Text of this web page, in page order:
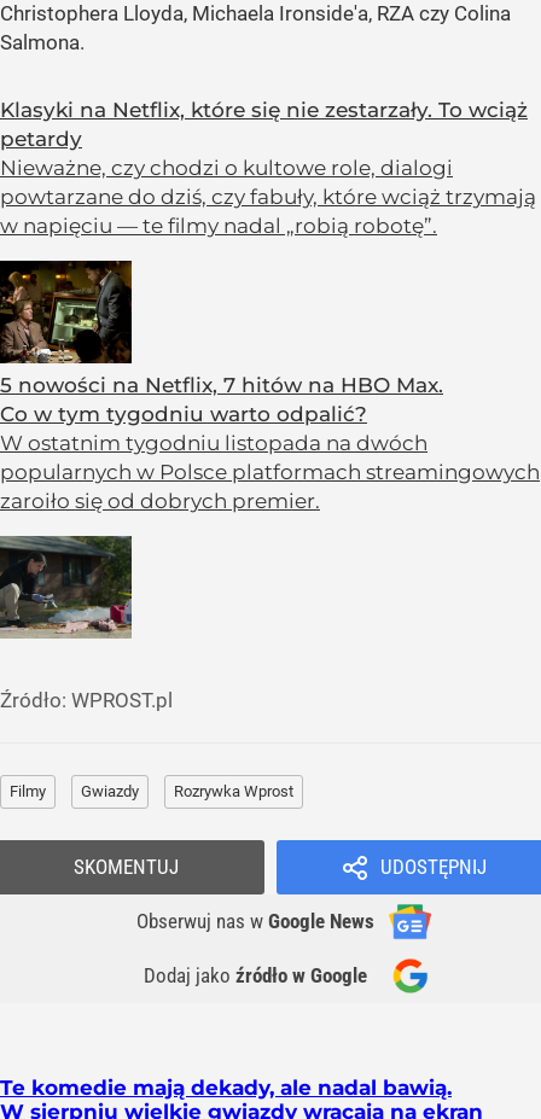
Christophera Lloyda, Michaela Ironside'a, RZA czy Colina
Salmona.
Klasyki na Netflix, które się nie zestarzały. To wciąż
petardy
Nieważne, czy chodzi o kultowe role, dialogi
powtarzane do dziś, czy fabuły, które wciąż trzymają
w napięciu — te filmy nadal „robią robotę”.
5 nowości na Netflix, 7 hitów na HBO Max.
Co w tym tygodniu warto odpalić?
W ostatnim tygodniu listopada na dwóch
popularnych w Polsce platformach streamingowych
zaroiło się od dobrych premier.
Źródło: WPROST.pl
Filmy Gwiazdy Rozrywka Wprost
UDOSTĘPNIJ
Obserwuj nas w Google News
Dodaj jako źródło w Google
SKOMENTUJ
Te komedie mają dekady, ale nadal bawią.
W sierpniu wielkie gwiazdy wracają na ekran